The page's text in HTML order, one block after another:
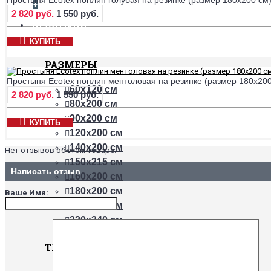
+
ПРОСТЫНИ
РАЗМЕРЫ
60х120 см
80х200 см
90х200 см
120х200 см
140х200 см
150х215 см
160х200 см
180х200 см
200х200 см
220х240 см
ТКАНИ
2 820 руб. 1 550 руб.
КУПИТЬ
Простыня Ecotex поплин ментоловая на резинке (размер
2 820 руб. 1 550 руб.
КУПИТЬ
Нет отзывов об этом товаре.
Написать отзыв
Ваше Имя: